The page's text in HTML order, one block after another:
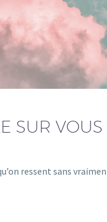
SUR VOUS
ressent sans